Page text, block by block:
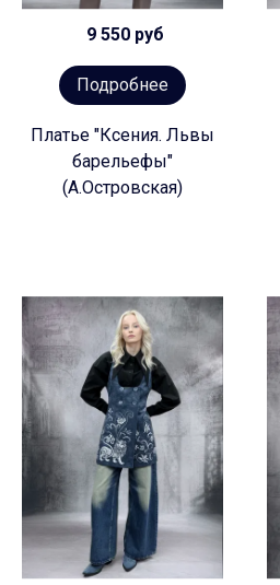
9 550 руб
Подробнее
Платье "Ксения. Львы
барельефы"
(А.Островская)